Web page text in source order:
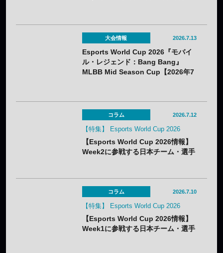
大会情報 2026.7.13
Esports World Cup 2026『モバイ
ル・レジェンド：Bang Bang』
MLBB Mid Season Cup【2026年7
コラム 2026.7.12
【特集】 Esports World Cup 2026
【Esports World Cup 2026情報】
Week2に参戦する日本チーム・選手
コラム 2026.7.10
【特集】 Esports World Cup 2026
【Esports World Cup 2026情報】
Week1に参戦する日本チーム・選手